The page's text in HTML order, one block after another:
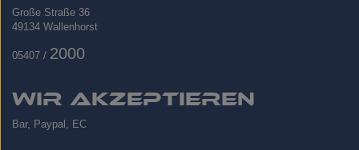
Große Straße 36
​49134 Wallenhorst
05407 / 2000
Wir akzeptieren
Bar, Paypal, EC